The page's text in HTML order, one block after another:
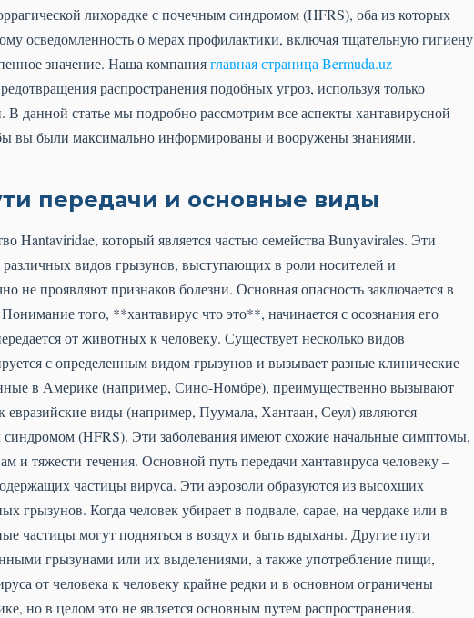
лихорадке с почечным синдромом (HFRS), оба из которых
осведомленность о мерах профилактики, включая тщательную гигиену
значение. Наша компанияглавная страница Bermuda.uz
распространения подобных угроз, используя только
данной статье мы подробно рассмотрим все аспекты хантавирусной
вы были максимально информированы и вооружены знаниями.
передачи и основные виды
Hantaviridae, который является частью семейства Bunyavirales. Эти
видов грызунов, выступающих в роли носителей и
не проявляют признаков болезни. Основная опасность заключается в
того, **хантавирус что это**, начинается с осознания его
от животных к человеку. Существует несколько видов
с определенным видом грызунов и вызывает разные клинические
в Америке (например, Сино-Номбре), преимущественно вызывают
виды (например, Пуумала, Хантаан, Сеул) являются
(HFRS). Эти заболевания имеют схожие начальные симптомы,
и тяжести течения. Основной путь передачи хантавируса человеку –
частицы вируса. Эти аэрозоли образуются из высохших
Когда человек убирает в подвале, сарае, на чердаке или в
частицы могут подняться в воздух и быть вдыханы. Другие пути
грызунами или их выделениями, а также употребление пищи,
от человека к человеку крайне редки и в основном ограничены
в целом это не является основным путем распространения.